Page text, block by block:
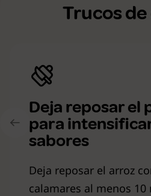
Trucos
Deja reposar el
para
sabores
Deja reposar el arroz
calamares al menos